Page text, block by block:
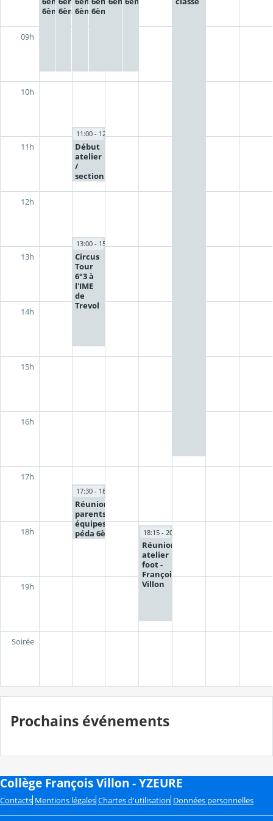
6ème56ème56ème46ème4
11:00 - 12:00
Début
atelier
/
section
13:00 - 15:00
Circus
Tour
6°3 à
l'IME
de
Trevol
17:30 - 18:30
Réunions
parents/PP/
équipes
péda 6èmes
18:15 - 20:00
Réunion
atelier
foot -
François
Villon
09h
10h
11h
12h
13h
14h
15h
16h
17h
18h
19h
Soirée
Prochains événements
Collège François Villon - YZEURE
Contacts Mentions légales Chartes d'utilisation Données personnelles